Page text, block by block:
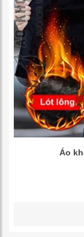
Áo